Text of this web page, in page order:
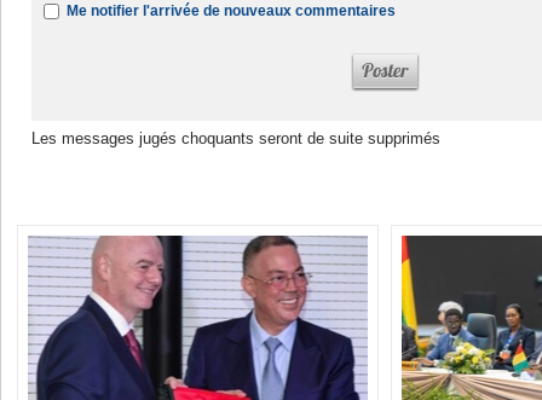
Me notifier l'arrivée de nouveaux commentaires
Les messages jugés choquants seront de suite supprimés